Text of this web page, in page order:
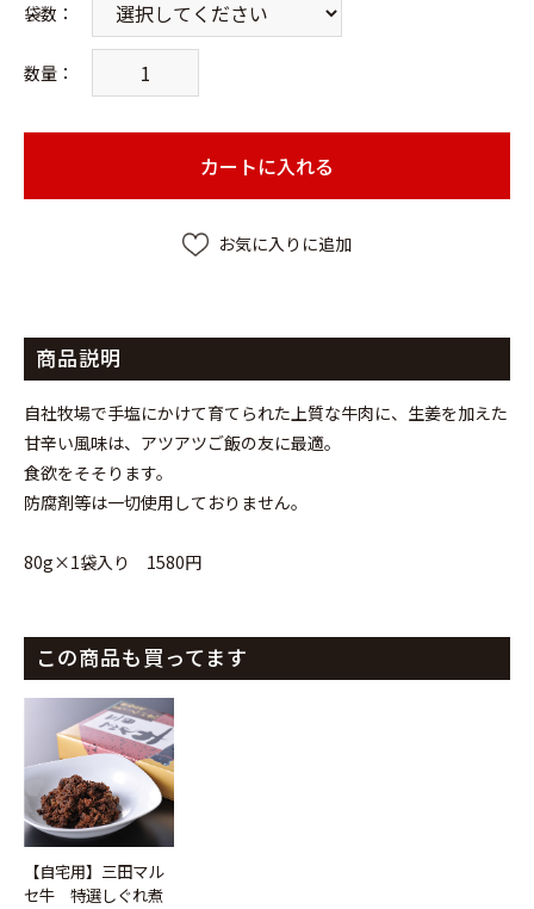
袋数 ：
数量：
カートに入れる
お気に入りに追加
商品説明
自社牧場で手塩にかけて育てられた上質な牛肉に、生姜を加えた
甘辛い風味は、アツアツご飯の友に最適。
食欲をそそります。
防腐剤等は一切使用しておりません。
80g×1袋入り 1580円
お買い物を続ける カートへ進む
この商品も買ってます
【自宅用】三田マル
セ牛 特選しぐれ煮